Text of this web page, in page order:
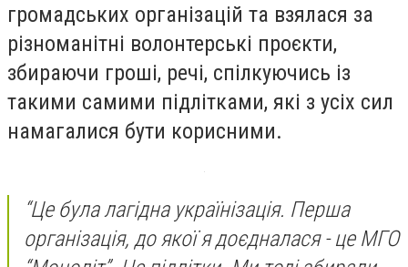
громадських організацій та взялася за
різноманітні волонтерські проєкти,
збираючи гроші, речі, спілкуючись із
такими самими підлітками, які з усіх сил
намагалися бути корисними.
“Це була лагідна українізація. Перша
організація, до якої я доєдналася - це МГО